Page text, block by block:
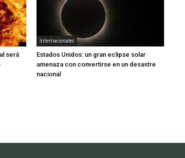
será
Internacionales
Estados Unidos: un gran eclipse solar
amenaza con convertirse en un desastre
nacional